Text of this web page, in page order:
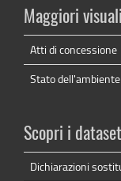
Maggiori
Atti di concessione
Stato dell'ambiente
Scopri i dataset
Dichiarazioni